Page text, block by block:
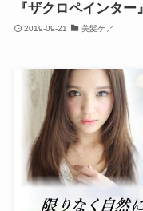
『ザクロペインタ
2019-09-21 美髪ケア